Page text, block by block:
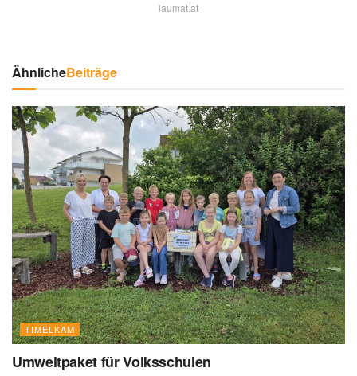
laumat.at
ÄhnlicheBeiträge
TIMELKAM
Umweltpaket für Volksschulen